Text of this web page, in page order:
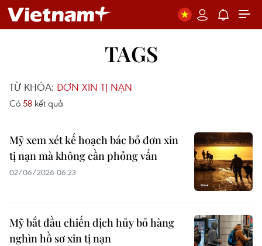
TAGS
TỪ KHÓA: ĐƠN XIN TỊ NẠN
Có 58 kết quả
Mỹ xem xét kế hoạch bác bỏ đơn xin
tị nạn mà không cần phỏng vấn
02/06/2026 06:23
Mỹ bắt đầu chiến dịch hủy bỏ hàng
nghìn hồ sơ xin tị nạn